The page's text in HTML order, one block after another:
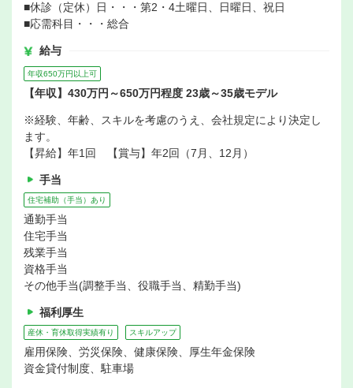
■休診（定休）日・・・第2・4土曜日、日曜日、祝日
■応需科目・・・総合
給与
年収650万円以上可
【年収】430万円～650万円程度 23歳～35歳モデル
※経験、年齢、スキルを考慮のうえ、会社規定により決定し
ます。
【昇給】年1回 【賞与】年2回（7月、12月）
手当
住宅補助（手当）あり
通勤手当
住宅手当
残業手当
資格手当
その他手当(調整手当、役職手当、精勤手当)
福利厚生
産休・育休取得実績有り スキルアップ
雇用保険、労災保険、健康保険、厚生年金保険
資金貸付制度、駐車場